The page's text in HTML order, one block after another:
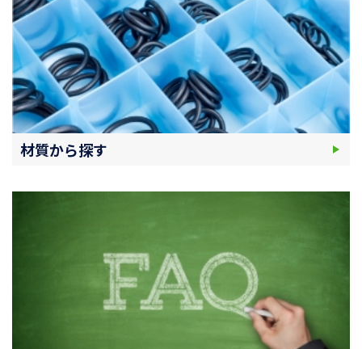
材質から探す